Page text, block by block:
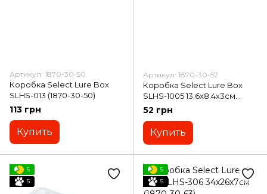
Артикул: 1870-30-50
Коробка Select Lure Box
SLHS-013 (1870-30-50)
113 грн
Купить
Артикул: 1870-30-57
Коробка Select Lure Box
SLHS-1005 13.6x8.4x3см
(1870-30-57)
52 грн
Купить
5
5
5
5